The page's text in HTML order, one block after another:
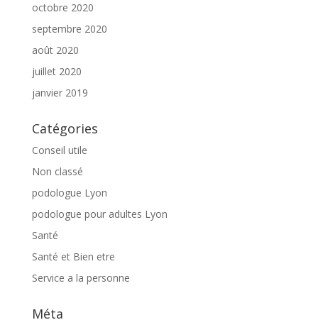
octobre 2020
septembre 2020
août 2020
juillet 2020
janvier 2019
Catégories
Conseil utile
Non classé
podologue Lyon
podologue pour adultes Lyon
Santé
Santé et Bien etre
Service a la personne
Méta